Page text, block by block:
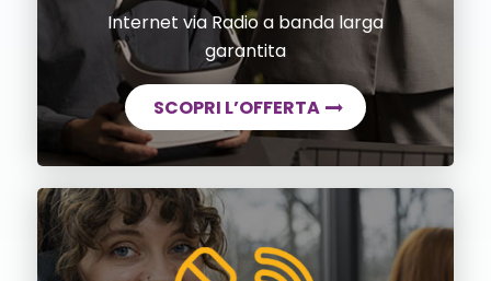
Internet via Radio a banda larga
garantita
SCOPRI L’OFFERTA